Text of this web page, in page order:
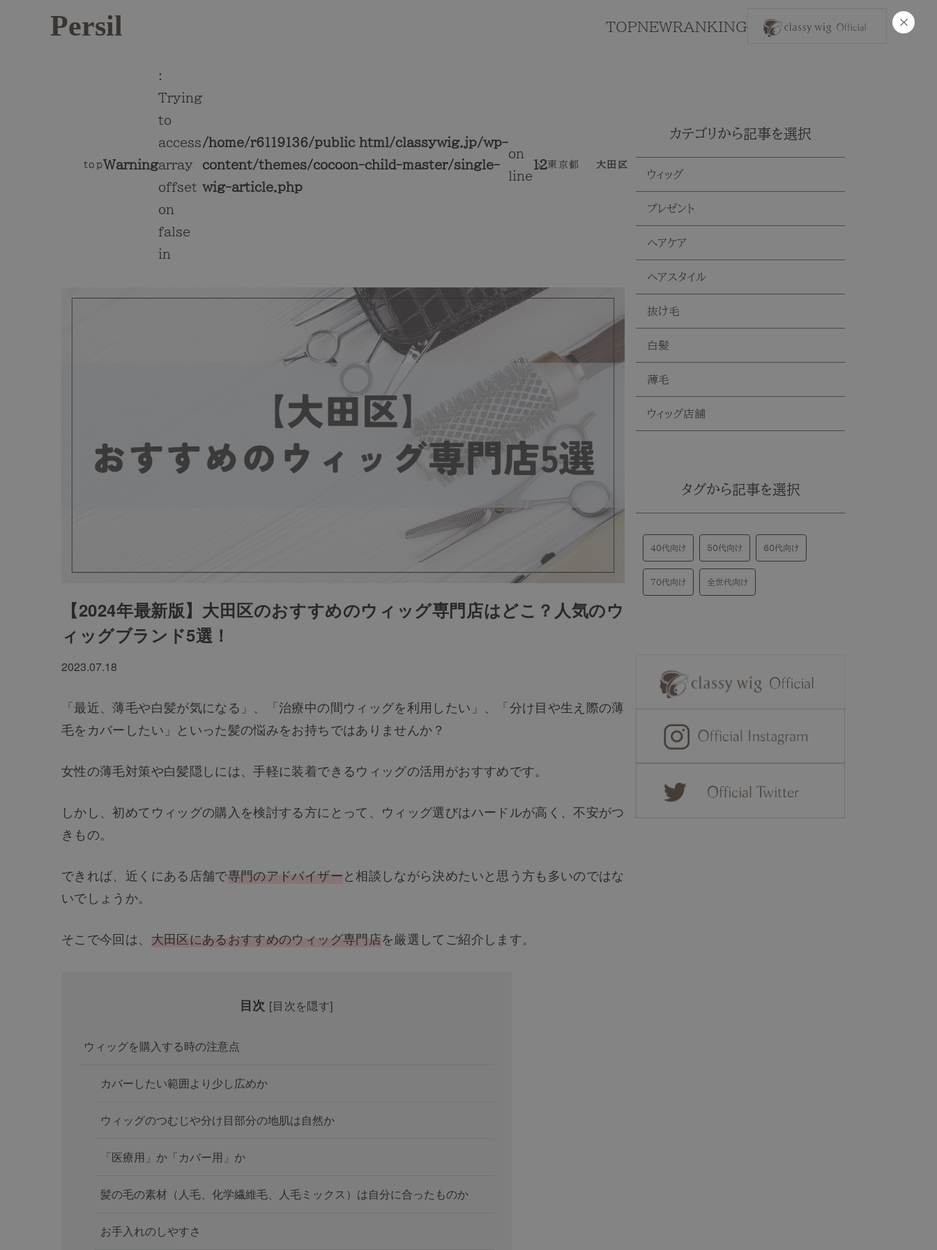
Persil TOPNEWRANKING
topWarning
:
Trying
to
access
array
offset
on
false
in
/home/r6119136/public_html/classywig.jp/wp-
content/themes/cocoon-child-master/single-
wig-article.php
on
line
12東京都 大田区
【2024年最新版】大田区のおすすめのウィッグ専門店はどこ？人気のウ
ィッグブランド5選！
2023.07.18
「最近、薄毛や白髪が気になる」、「治療中の間ウィッグを利用したい」、「分け目や生え際の薄
毛をカバーしたい」といった髪の悩みをお持ちではありませんか？
女性の薄毛対策や白髪隠しには、手軽に装着できるウィッグの活用がおすすめです。
しかし、初めてウィッグの購入を検討する方にとって、ウィッグ選びはハードルが高く、不安がつ
きもの。
できれば、近くにある店舗で専門のアドバイザーと相談しながら決めたいと思う方も多いのではな
いでしょうか。
そこで今回は、 大田区にあるおすすめのウィッグ専門店を厳選してご紹介します。
目次 [目次を隠す]
ウィッグを購入する時の注意点
カバーしたい範囲より少し広めか
ウィッグのつむじや分け目部分の地肌は自然か
「医療用」か「カバー用」か
髪の毛の素材（人毛、化学繊維毛、人毛ミックス）は自分に合ったものか
お手入れのしやすさ
カテゴリから記事を選択
ウィッグ
プレゼント
ヘアケア
ヘアスタイル
抜け毛
白髪
薄毛
ウィッグ店舗
タグから記事を選択
40代向け 50代向け 60代向け
70代向け 全世代向け
×